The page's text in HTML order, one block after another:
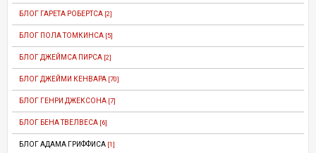
БЛОГ ГАРЕТА РОБЕРТСА [2]
БЛОГ ПОЛА ТОМКИНСА [5]
БЛОГ ДЖЕЙМСА ПИРСА [2]
БЛОГ ДЖЕЙМИ КЕНВАРА [70]
БЛОГ ГЕНРИ ДЖЕКСОНА [7]
БЛОГ БЕНА ТВЕЛВЕСА [6]
БЛОГ АДАМА ГРИФФИСА [1]